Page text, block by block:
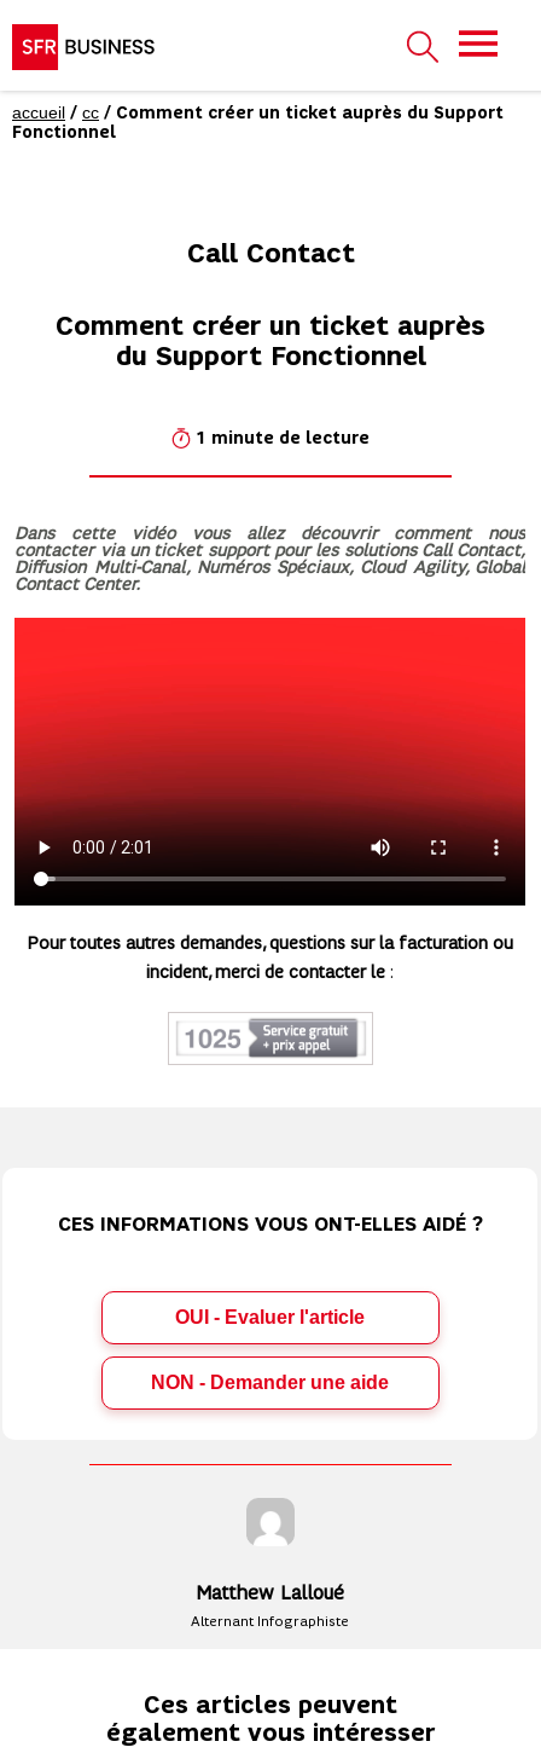
accueil / cc / Comment créer un ticket auprès du Support
Fonctionnel
Call Contact
Comment créer un ticket auprès
du Support Fonctionnel
1 minute de lecture
Dans cette vidéo vous allez découvrir comment nous
contacter via un ticket support pour les solutions Call Contact,
Diffusion Multi-Canal, Numéros Spéciaux, Cloud Agility, Global
Contact Center.
Pour toutes autres demandes, questions sur la facturation ou
incident, merci de contacter le :
CES INFORMATIONS VOUS ONT-ELLES AIDÉ ?
OUI - Evaluer l'article
Matthew Lalloué
Alternant Infographiste
Ces articles peuvent
également vous intéresser